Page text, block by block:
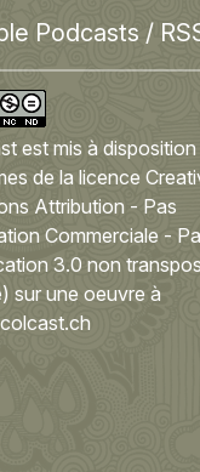
Podcasts /
est mis à
de la licence
Attribution - Pas
Commerciale -
3.0 non
sur une oeuvre à